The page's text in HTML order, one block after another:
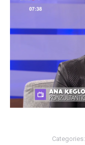
Categories: